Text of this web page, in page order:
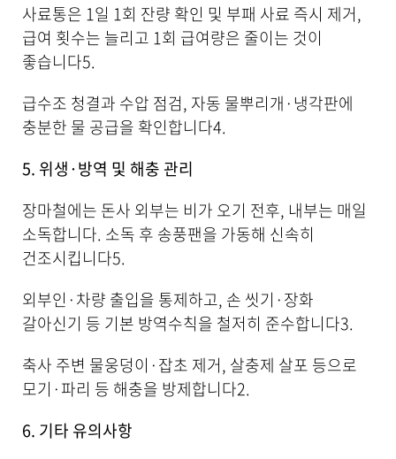
사료통은 1일 1회 잔량 확인 및 부패 사료 즉시 제거,
급여 횟수는 늘리고 1회 급여량은 줄이는 것이
좋습니다5.
급수조 청결과 수압 점검, 자동 물뿌리개·냉각판에
충분한 물 공급을 확인합니다4.
5. 위생·방역 및 해충 관리
장마철에는 돈사 외부는 비가 오기 전후, 내부는 매일
소독합니다. 소독 후 송풍팬을 가동해 신속히
건조시킵니다5.
외부인·차량 출입을 통제하고, 손 씻기·장화
갈아신기 등 기본 방역수칙을 철저히 준수합니다3.
축사 주변 물웅덩이·잡초 제거, 살충제 살포 등으로
모기·파리 등 해충을 방제합니다2.
6. 기타 유의사항